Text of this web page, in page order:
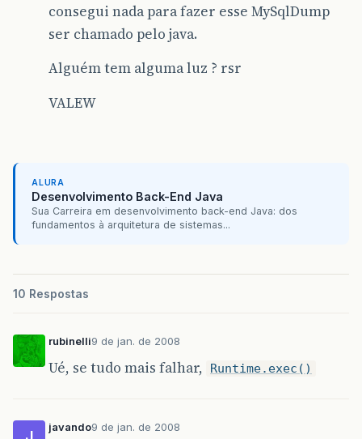
consegui nada para fazer esse MySqlDump
ser chamado pelo java.
Alguém tem alguma luz ? rsr
VALEW
ALURA
Desenvolvimento Back-End Java
Sua Carreira em desenvolvimento back-end Java: dos
fundamentos à arquitetura de sistemas...
10 Respostas
rubinelli9 de jan. de 2008
Ué, se tudo mais falhar, Runtime.exec()
javando9 de jan. de 2008